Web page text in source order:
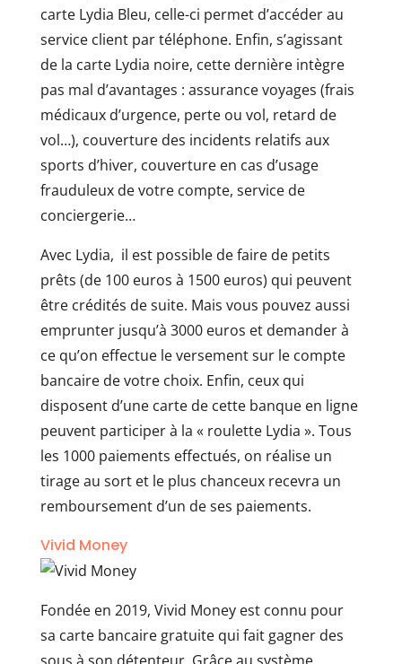
carte Lydia Bleu, celle-ci permet d’accéder au
service client par téléphone. Enfin, s’agissant
de la carte Lydia noire, cette dernière intègre
pas mal d’avantages : assurance voyages (frais
médicaux d’urgence, perte ou vol, retard de
vol…), couverture des incidents relatifs aux
sports d’hiver, couverture en cas d’usage
frauduleux de votre compte, service de
conciergerie…
Avec Lydia, il est possible de faire de petits
prêts (de 100 euros à 1500 euros) qui peuvent
être crédités de suite. Mais vous pouvez aussi
emprunter jusqu’à 3000 euros et demander à
ce qu’on effectue le versement sur le compte
bancaire de votre choix. Enfin, ceux qui
disposent d’une carte de cette banque en ligne
peuvent participer à la « roulette Lydia ». Tous
les 1000 paiements effectués, on réalise un
tirage au sort et le plus chanceux recevra un
remboursement d’un de ses paiements.
Vivid Money
Fondée en 2019, Vivid Money est connu pour
sa carte bancaire gratuite qui fait gagner des